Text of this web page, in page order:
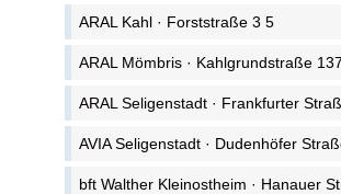
ARAL Kahl · Forststraße 3 5
ARAL Mömbris · Kahlgrundstraße 137
ARAL Seligenstadt · Frankfurter
AVIA Seligenstadt · Dudenhöfer
bft Walther Kleinostheim · Hanauer